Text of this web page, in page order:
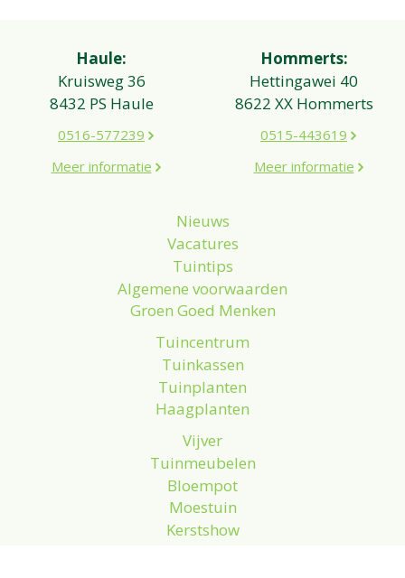
Haule:
Kruisweg 36
8432 PS Haule
0516-577239
Meer informatie
Hommerts:
Hettingawei 40
8622 XX Hommerts
0515-443619
Meer informatie
Nieuws
Vacatures
Tuintips
Algemene voorwaarden
Groen Goed Menken
Tuincentrum
Tuinkassen
Tuinplanten
Haagplanten
Vijver
Tuinmeubelen
Bloempot
Moestuin
Kerstshow